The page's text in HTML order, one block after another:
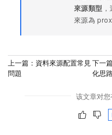
來源類型
來源為
上一篇： 資料來源配置常見
問題
下一
化思路
该文章对您